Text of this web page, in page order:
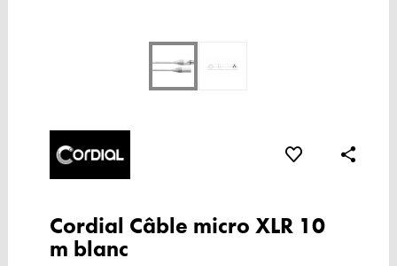
Cordial Câble micro XLR 10
m blanc